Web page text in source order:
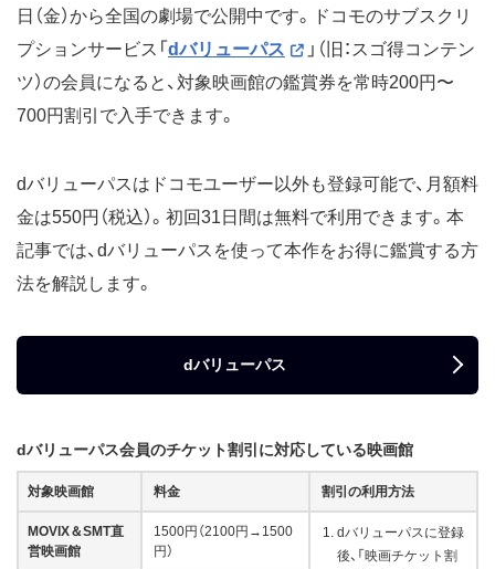
日（金）から全国の劇場で公開中です。ドコモのサブスクリ
プションサービス「 dバリューパス
」（旧：スゴ得コンテン
ツ）の会員になると、対象映画館の鑑賞券を常時200円〜
700円割引で入手できます。
dバリューパスはドコモユーザー以外も登録可能で、月額料
金は550円（税込）。初回31日間は無料で利用できます。本
記事では、dバリューパスを使って本作をお得に鑑賞する方
法を解説します。
dバリューパス
dバリューパス会員のチケット割引に対応している映画館
対象映画館 料金 割引の利用方法
MOVIX＆SMT直
営映画館
1500円（2100円→1500
円）
dバリューパスに登録
後、「映画チケット割